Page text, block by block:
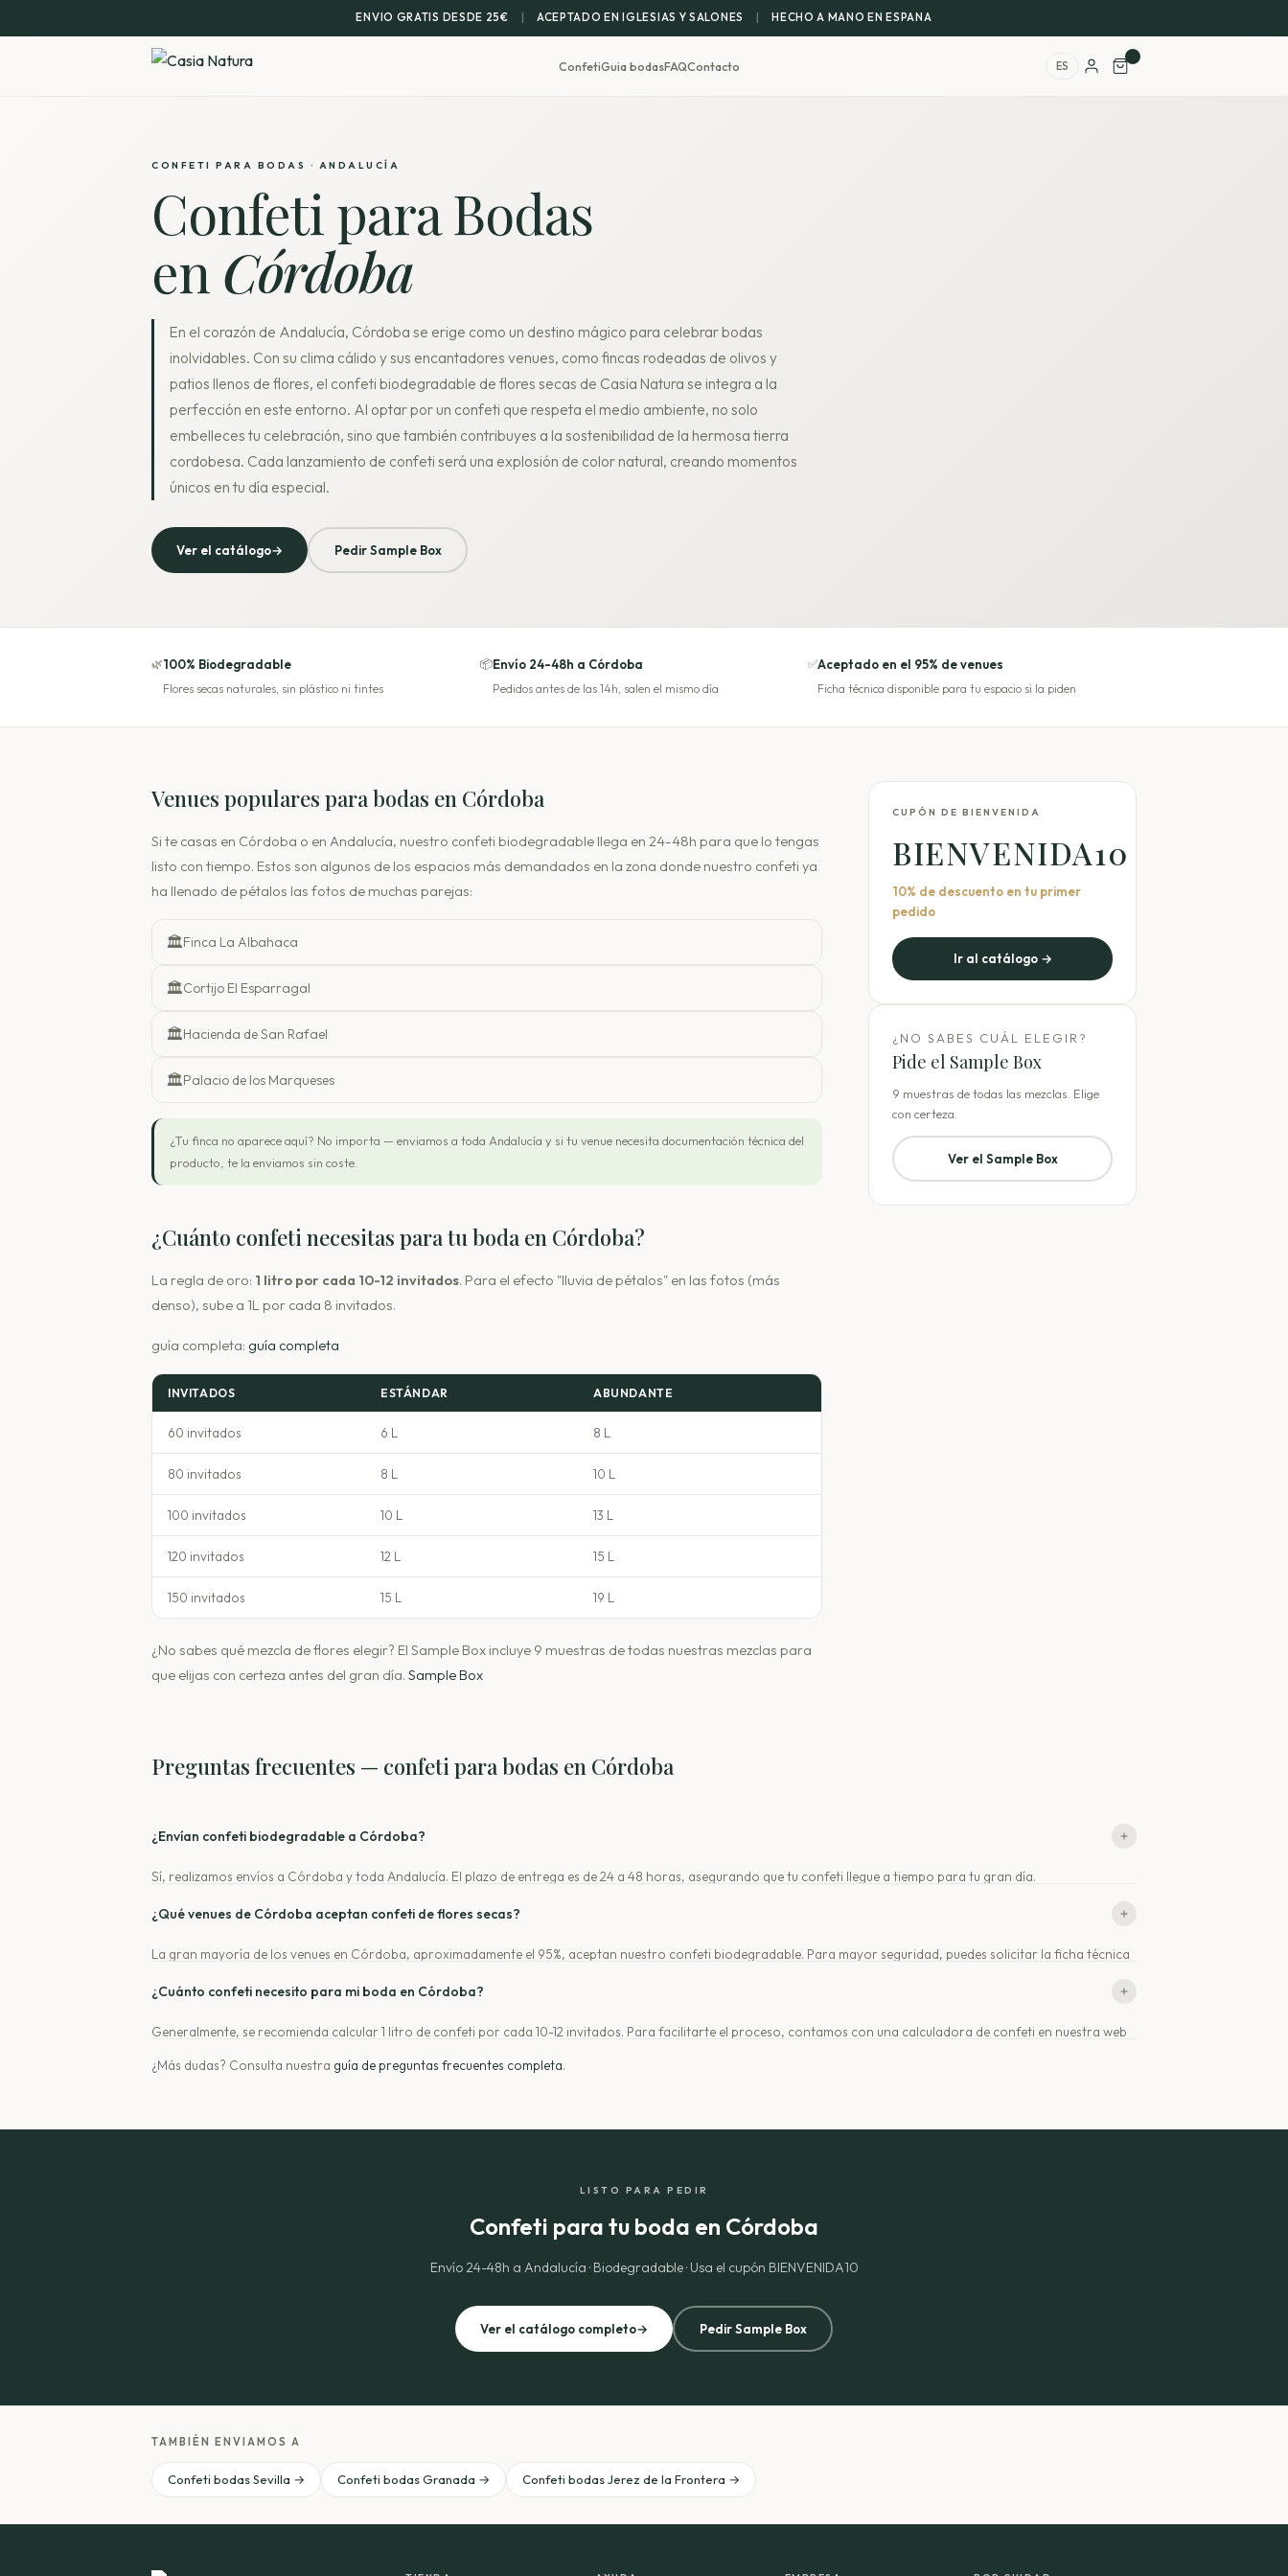
ENVIO GRATIS DESDE 25€ | ACEPTADO EN IGLESIAS Y SALONES | HECHO A MANO EN ESPANA
ConfetiGuia bodasFAQContacto ES
CONFETI PARA BODAS · ANDALUCÍA
Confeti para Bodas
en Córdoba
En el corazón de Andalucía, Córdoba se erige como un destino mágico para celebrar bodas
inolvidables. Con su clima cálido y sus encantadores venues, como fincas rodeadas de olivos y
patios llenos de flores, el confeti biodegradable de flores secas de Casia Natura se integra a la
perfección en este entorno. Al optar por un confeti que respeta el medio ambiente, no solo
embelleces tu celebración, sino que también contribuyes a la sostenibilidad de la hermosa tierra
cordobesa. Cada lanzamiento de confeti será una explosión de color natural, creando momentos
únicos en tu día especial.
Ver el catálogo→ Pedir Sample Box
🌿100% Biodegradable
Flores secas naturales, sin plástico ni tintes
📦Envío 24-48h a Córdoba
Pedidos antes de las 14h, salen el mismo día
✅Aceptado en el 95% de venues
Ficha técnica disponible para tu espacio si la piden
Venues populares para bodas en Córdoba
Si te casas en Córdoba o en Andalucía, nuestro confeti biodegradable llega en 24-48h para que lo tengas
listo con tiempo. Estos son algunos de los espacios más demandados en la zona donde nuestro confeti ya
ha llenado de pétalos las fotos de muchas parejas:
🏛️Finca La Albahaca
🏛️Cortijo El Esparragal
🏛️Hacienda de San Rafael
🏛️Palacio de los Marqueses
¿Tu finca no aparece aquí? No importa — enviamos a toda Andalucía y si tu venue necesita documentación técnica del
producto, te la enviamos sin coste.
¿Cuánto confeti necesitas para tu boda en Córdoba?
La regla de oro: 1 litro por cada 10-12 invitados. Para el efecto "lluvia de pétalos" en las fotos (más
denso), sube a 1L por cada 8 invitados.
guía completa: guía completa
INVITADOS ESTÁNDAR ABUNDANTE
60 invitados 6 L 8 L
80 invitados 8 L 10 L
100 invitados 10 L 13 L
120 invitados 12 L 15 L
150 invitados 15 L 19 L
¿No sabes qué mezcla de flores elegir? El Sample Box incluye 9 muestras de todas nuestras mezclas para
que elijas con certeza antes del gran día. Sample Box
CUPÓN DE BIENVENIDA
BIENVENIDA10
10% de descuento en tu primer
pedido
Ir al catálogo →
¿NO SABES CUÁL ELEGIR?
Pide el Sample Box
9 muestras de todas las mezclas. Elige
con certeza.
Ver el Sample Box
Preguntas frecuentes — confeti para bodas en Córdoba
¿Envían confeti biodegradable a Córdoba?
Sí, realizamos envíos a Córdoba y toda Andalucía. El plazo de entrega es de 24 a 48 horas, asegurando que tu confeti llegue a tiempo para tu gran día.
¿Qué venues de Córdoba aceptan confeti de flores secas?
La gran mayoría de los venues en Córdoba, aproximadamente el 95%, aceptan nuestro confeti biodegradable. Para mayor seguridad, puedes solicitar la ficha técnica
¿Cuánto confeti necesito para mi boda en Córdoba?
Generalmente, se recomienda calcular 1 litro de confeti por cada 10-12 invitados. Para facilitarte el proceso, contamos con una calculadora de confeti en nuestra web
¿Más dudas? Consulta nuestra guía de preguntas frecuentes completa.
LISTO PARA PEDIR
Confeti para tu boda en Córdoba
Envío 24-48h a Andalucía · Biodegradable · Usa el cupón BIENVENIDA10
Ver el catálogo completo→ Pedir Sample Box
TAMBIÉN ENVIAMOS A
Confeti bodas Sevilla → Confeti bodas Granada → Confeti bodas Jerez de la Frontera →